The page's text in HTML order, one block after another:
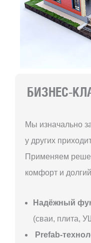
БИЗНЕС-
Мы изначально
у других
Применяем
комфорт и
Надёжный
(сваи, плита,
Prefab-